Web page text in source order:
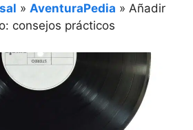
» AventuraPedia » Añadir
consejos prácticos